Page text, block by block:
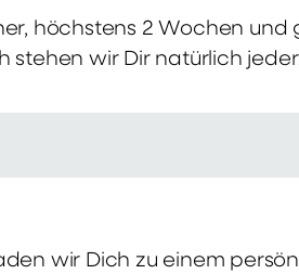
höchstens 2 Wochen
stehen wir Dir natürlich
wir Dich zu einem